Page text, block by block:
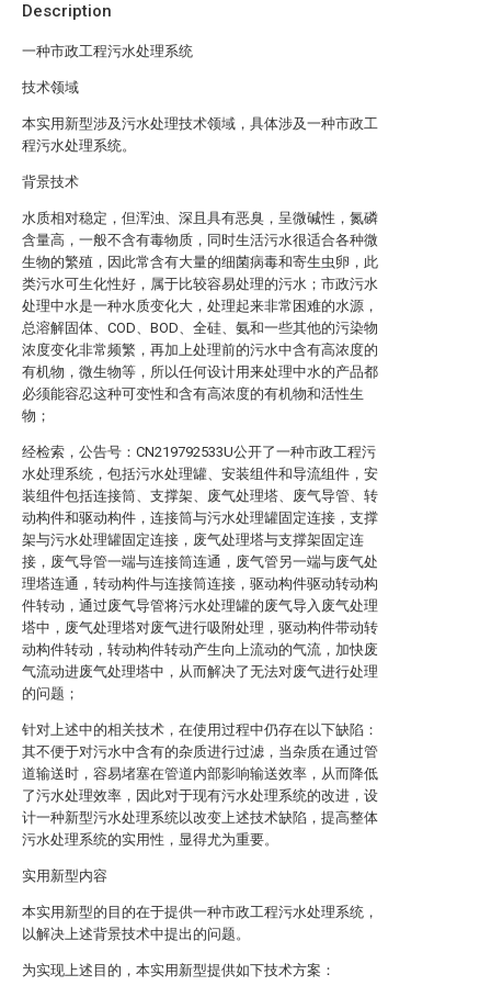
Description
一种市政工程污水处理系统
技术领域
本实用新型涉及污水处理技术领域，具体涉及一种市政工
程污水处理系统。
背景技术
水质相对稳定，但浑浊、深且具有恶臭，呈微碱性，氮磷
含量高，一般不含有毒物质，同时生活污水很适合各种微
生物的繁殖，因此常含有大量的细菌病毒和寄生虫卵，此
类污水可生化性好，属于比较容易处理的污水；市政污水
处理中水是一种水质变化大，处理起来非常困难的水源，
总溶解固体、COD、BOD、全硅、氨和一些其他的污染物
浓度变化非常频繁，再加上处理前的污水中含有高浓度的
有机物，微生物等，所以任何设计用来处理中水的产品都
必须能容忍这种可变性和含有高浓度的有机物和活性生
物；
经检索，公告号：CN219792533U公开了一种市政工程污
水处理系统，包括污水处理罐、安装组件和导流组件，安
装组件包括连接筒、支撑架、废气处理塔、废气导管、转
动构件和驱动构件，连接筒与污水处理罐固定连接，支撑
架与污水处理罐固定连接，废气处理塔与支撑架固定连
接，废气导管一端与连接筒连通，废气管另一端与废气处
理塔连通，转动构件与连接筒连接，驱动构件驱动转动构
件转动，通过废气导管将污水处理罐的废气导入废气处理
塔中，废气处理塔对废气进行吸附处理，驱动构件带动转
动构件转动，转动构件转动产生向上流动的气流，加快废
气流动进废气处理塔中，从而解决了无法对废气进行处理
的问题；
针对上述中的相关技术，在使用过程中仍存在以下缺陷：
其不便于对污水中含有的杂质进行过滤，当杂质在通过管
道输送时，容易堵塞在管道内部影响输送效率，从而降低
了污水处理效率，因此对于现有污水处理系统的改进，设
计一种新型污水处理系统以改变上述技术缺陷，提高整体
污水处理系统的实用性，显得尤为重要。
实用新型内容
本实用新型的目的在于提供一种市政工程污水处理系统，
以解决上述背景技术中提出的问题。
为实现上述目的，本实用新型提供如下技术方案：